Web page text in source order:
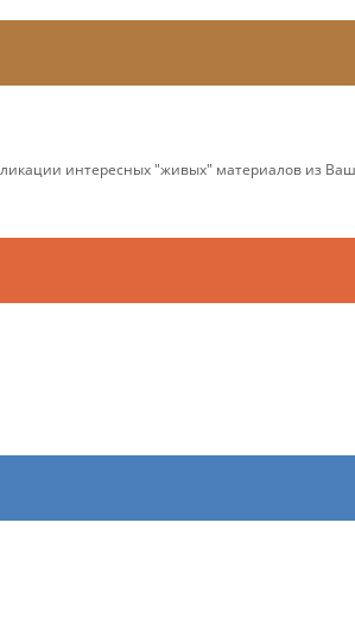
интересных "живых" материалов из